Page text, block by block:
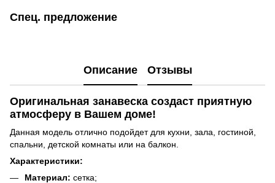
Спец. предложение
Описание Отзывы
Оригинальная занавеска создаст приятную
атмосферу в Вашем доме!
Данная модель отлично подойдет для кухни, зала, гостиной,
спальни, детской комнаты или на балкон.
Характеристики:
Материал: сетка;